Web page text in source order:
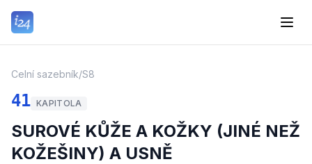
Celní sazebník/S8
41 KAPITOLA
SUROVÉ KŮŽE A KOŽKY (JINÉ NEŽ
KOŽEŠINY) A USNĚ